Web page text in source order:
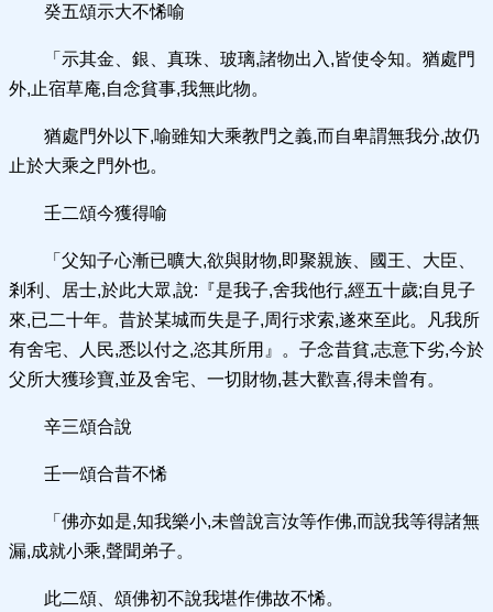
癸五頌示大不悕喻
「示其金、銀、真珠、玻璃,諸物出入,皆使令知。猶處門
外,止宿草庵,自念貧事,我無此物。
猶處門外以下,喻雖知大乘教門之義,而自卑謂無我分,故仍
止於大乘之門外也。
壬二頌今獲得喻
「父知子心漸已曠大,欲與財物,即聚親族、國王、大臣、
剎利、居士,於此大眾,說:『是我子,舍我他行,經五十歲;自見子
來,已二十年。昔於某城而失是子,周行求索,遂來至此。凡我所
有舍宅、人民,悉以付之,恣其所用』。子念昔貧,志意下劣,今於
父所大獲珍寶,並及舍宅、一切財物,甚大歡喜,得未曾有。
辛三頌合說
壬一頌合昔不悕
「佛亦如是,知我樂小,未曾說言汝等作佛,而說我等得諸無
漏,成就小乘,聲聞弟子。
此二頌、頌佛初不說我堪作佛故不悕。